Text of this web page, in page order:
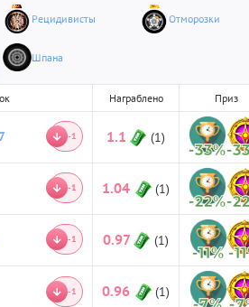
Рецидивисты Отморозки
Шпана
Награблено Приз
-1 1.1 (1)
-33%-
-1 1.04 (1)
-22%-
-1 0.97 (1)
-11% -
-1 0.96 (1)